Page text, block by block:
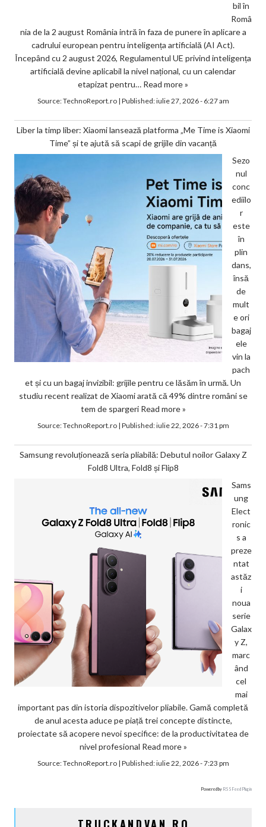
bil în
Româ
nia de la 2 august România intră în faza de punere în aplicare a
cadrului european pentru inteligența artificială (AI Act).
Începând cu 2 august 2026, Regulamentul UE privind inteligența
artificială devine aplicabil la nivel național, cu un calendar
etapizat pentru… Read more »
Source:TechnoReport.ro| Published:iulie 27, 2026 - 6:27 am
Liber la timp liber: Xiaomi lansează platforma „Me Time is Xiaomi
Time” și te ajută să scapi de grijile din vacanță
Sezo
nul
conc
ediilo
r
este
în
plin
dans,
însă
de
mult
e ori
bagaj
ele
vin la
pach
et și cu un bagaj invizibil: grijile pentru ce lăsăm în urmă. Un
studiu recent realizat de Xiaomi arată că 49% dintre români se
tem de spargeri Read more »
Source:TechnoReport.ro| Published:iulie 22, 2026 - 7:31 pm
Samsung revoluționează seria pliabilă: Debutul noilor Galaxy Z
Fold8 Ultra, Fold8 și Flip8
Sams
ung
Elect
ronic
s a
preze
ntat
astăz
i
noua
serie
Galax
y Z,
marc
ând
cel
mai
important pas din istoria dispozitivelor pliabile. Gamă completă
de anul acesta aduce pe piață trei concepte distincte,
proiectate să acopere nevoi specifice: de la productivitatea de
nivel profesional Read more »
Source:TechnoReport.ro| Published:iulie 22, 2026 - 7:23 pm
Powered by RSS Feed Plugin